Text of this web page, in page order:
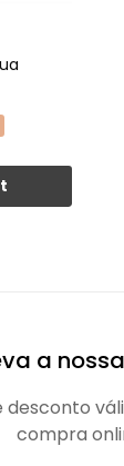
a
desconto
compra